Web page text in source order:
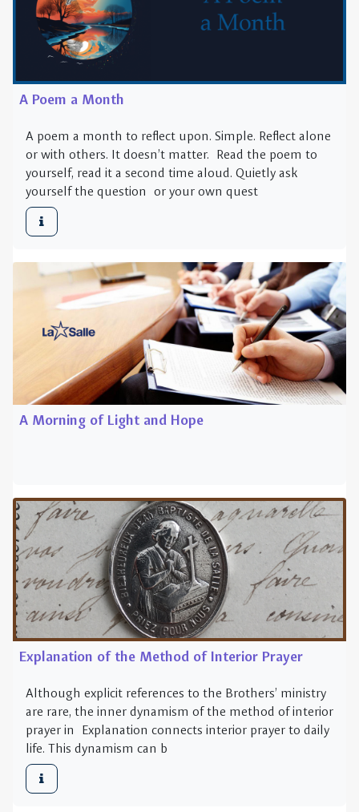
A poem a month to reflect upon. Simple. Reflect alone
or with others. It doesn’t matter. Read the poem to
yourself, read it a second time aloud. Quietly ask
yourself the question or your own quest
A Morning of Light and Hope
Explanation of the Method of Interior Prayer
Although explicit references to the Brothers’ ministry
are rare, the inner dynamism of the method of interior
prayer in Explanation connects interior prayer to daily
life. This dynamism can b